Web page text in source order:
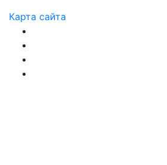
Карта сайта